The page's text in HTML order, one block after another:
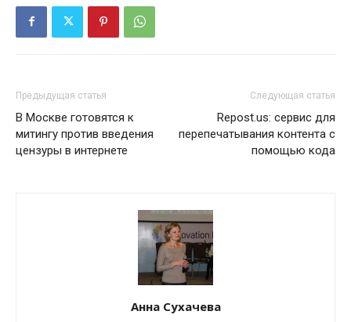
Предыдущая статья
В Москве готовятся к
митингу против введения
цензуры в интернете
Следующая статья
Repost.us: сервис для
перепечатывания контента с
помощью кода
Анна Сухачева